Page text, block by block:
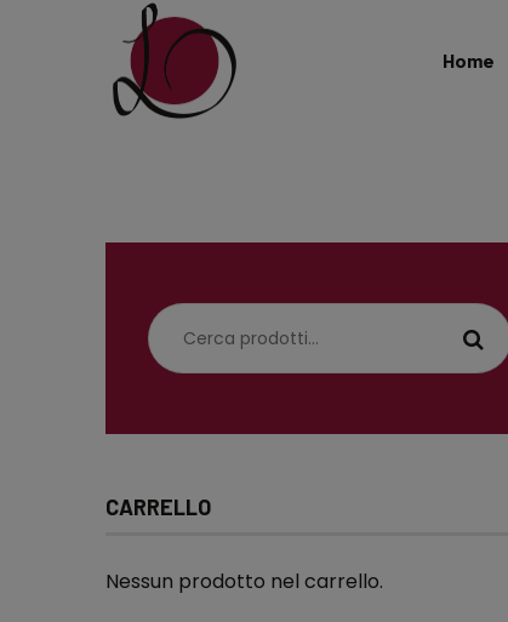
Home
Cerca:
CARRELLO
Nessun prodotto nel carrello.